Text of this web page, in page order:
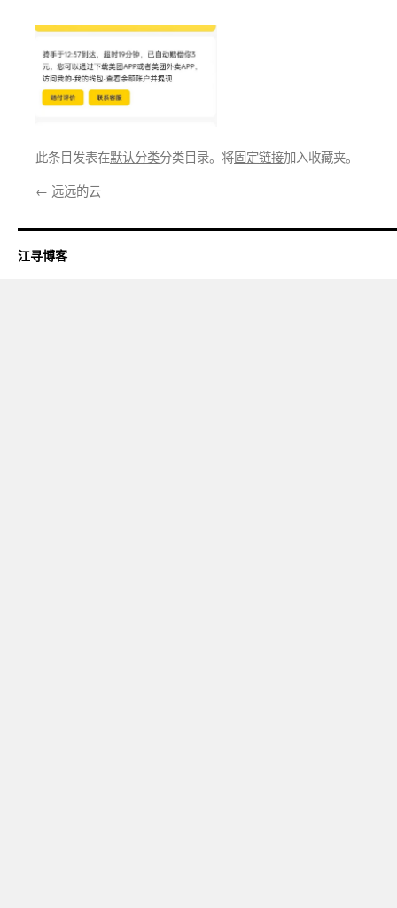
此条目发表在默认分类分类目录。将固定链接加入收藏夹。
← 远远的云
江寻博客